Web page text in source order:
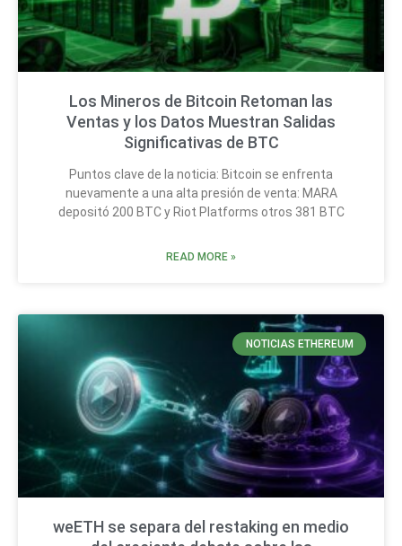
Los Mineros de Bitcoin Retoman las
Ventas y los Datos Muestran Salidas
Significativas de BTC
Puntos clave de la noticia: Bitcoin se enfrenta
nuevamente a una alta presión de venta: MARA
depositó 200 BTC y Riot Platforms otros 381 BTC
READ MORE »
NOTICIAS ETHEREUM
weETH se separa del restaking en medio